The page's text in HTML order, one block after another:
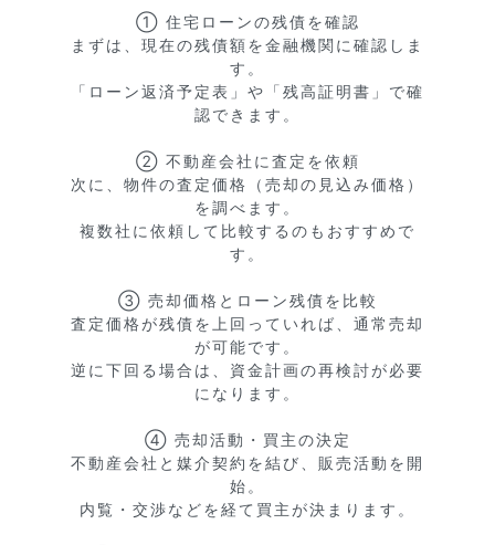
① 住宅ローンの残債を確認
まずは、現在の残債額を金融機関に確認しま
す。
「ローン返済予定表」や「残高証明書」で確
認できます。
② 不動産会社に査定を依頼
次に、物件の査定価格（売却の見込み価格）
を調べます。
複数社に依頼して比較するのもおすすめで
す。
③ 売却価格とローン残債を比較
査定価格が残債を上回っていれば、通常売却
が可能です。
逆に下回る場合は、資金計画の再検討が必要
になります。
④ 売却活動・買主の決定
不動産会社と媒介契約を結び、販売活動を開
始。
内覧・交渉などを経て買主が決まります。